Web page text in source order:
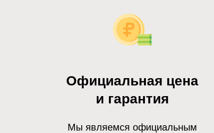
Официальная цена
и гарантия
Мы являемся официальным